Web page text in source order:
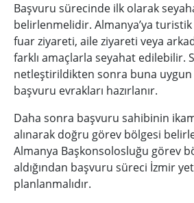
Başvuru sürecinde ilk olarak
belirlenmelidir. Almanya’ya
fuar ziyareti, aile ziyareti veya
farklı amaçlarla seyahat edilebilir.
netleştirildikten sonra buna
başvuru evrakları hazırlanır.
Daha sonra başvuru sahibinin
alınarak doğru görev bölgesi
Almanya Başkonsolosluğu görev
aldığından başvuru süreci İzmir
planlanmalıdır.